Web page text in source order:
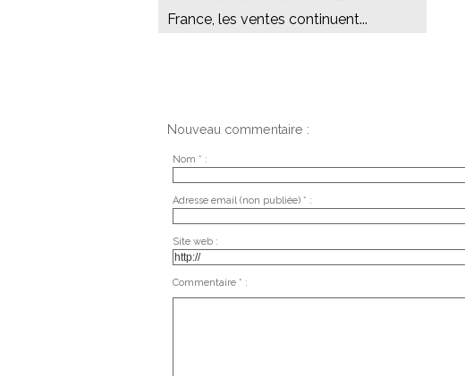
France, les ventes continuent...
Nouveau commentaire :
Nom * :
Adresse email (non publiée) * :
Site web :
Commentaire * :